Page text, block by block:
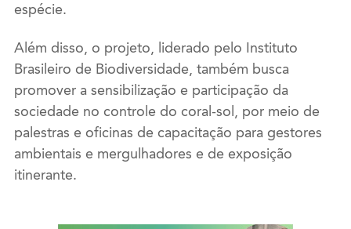
espécie.
Além disso, o projeto, liderado pelo Instituto
Brasileiro de Biodiversidade, também busca
promover a sensibilização e participação da
sociedade no controle do coral-sol, por meio de
palestras e oficinas de capacitação para gestores
ambientais e mergulhadores e de exposição
itinerante.